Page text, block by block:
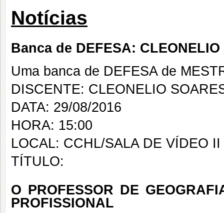
Notícias
Banca de DEFESA:
Uma banca de DEFESA de
DISCENTE: CLEONELIO
DATA: 29/08/2016
HORA: 15:00
LOCAL: CCHL/SALA DE VÍDEO II
TÍTULO:
O PROFESSOR DE
PROFISSIONAL